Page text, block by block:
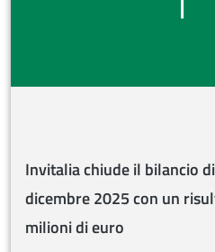
Invitalia chiude il bilancio
dicembre 2025 con un
milioni di euro